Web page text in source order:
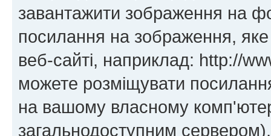
завантажити зображення на
посилання на зображення, яке
веб-сайті, наприклад: http://
можете розміщувати
на вашому власному
загальнодоступним